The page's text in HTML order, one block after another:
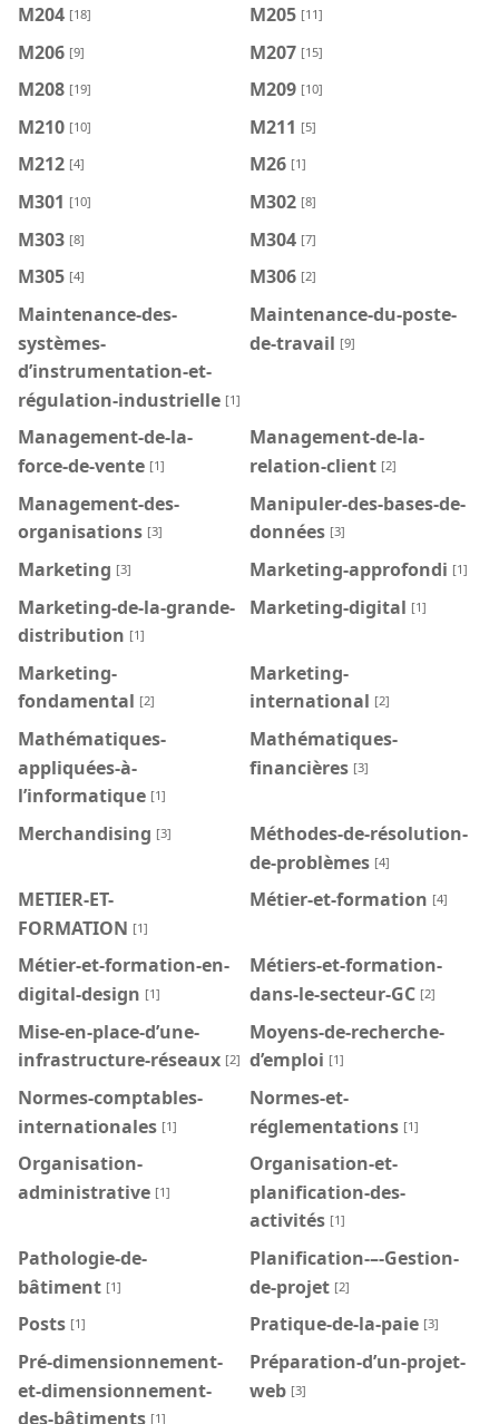
M204 [18] M205 [11]
M206 [9] M207 [15]
M208 [19] M209 [10]
M210 [10] M211 [5]
M212 [4] M26 [1]
M301 [10] M302 [8]
M303 [8] M304 [7]
M305 [4] M306 [2]
Maintenance-des-
systèmes-
d’instrumentation-et-
régulation-industrielle [1]
Maintenance-du-poste-
de-travail [9]
Management-de-la-
force-de-vente [1]
Management-de-la-
relation-client [2]
Management-des-
organisations [3]
Manipuler-des-bases-de-
données [3]
Marketing [3] Marketing-approfondi [1]
Marketing-de-la-grande-
distribution [1]
Marketing-digital [1]
Marketing-
fondamental [2]
Marketing-
international [2]
Mathématiques-
appliquées-à-
l’informatique [1]
Mathématiques-
financières [3]
Merchandising [3]
Méthodes-de-résolution-
de-problèmes [4]
METIER-ET-
FORMATION [1]
Métier-et-formation [4]
Métier-et-formation-en-
digital-design [1]
Métiers-et-formation-
dans-le-secteur-GC [2]
Mise-en-place-d’une-
infrastructure-réseaux [2]
Moyens-de-recherche-
d’emploi [1]
Normes-comptables-
internationales [1]
Normes-et-
réglementations [1]
Organisation-
administrative [1]
Organisation-et-
planification-des-
activités [1]
Pathologie-de-
bâtiment [1]
Planification-–-Gestion-
de-projet [2]
Posts [1] Pratique-de-la-paie [3]
Pré-dimensionnement-
et-dimensionnement-
des-bâtiments [1]
Préparation-d’un-projet-
web [3]